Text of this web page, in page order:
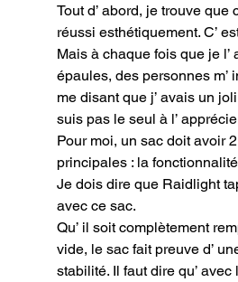
Tout d’ abord, je trouve que
réussi esthétiquement. C’
Mais à chaque fois que je l’
épaules, des personnes m’
me disant que j’ avais un
suis pas le seul à l’
Pour moi, un sac doit avoir
principales : la
Je dois dire que Raidlight
avec ce sac.
Qu’ il soit complètement
vide, le sac fait preuve d’
stabilité. Il faut dire qu’ avec